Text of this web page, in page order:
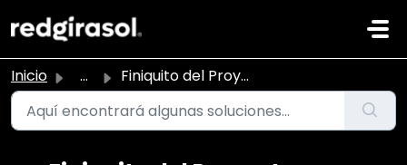
Inicio ... Finiquito del Proyecto